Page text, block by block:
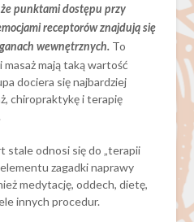
punktami dostępu przy
receptorów znajdują się
wewnętrznych.To
mają taką wartość
dociera się najbardziej
chiropraktykę i terapię
stale odnosi się do „terapii
zagadki naprawy
medytację, oddech, dietę,
innych procedur.